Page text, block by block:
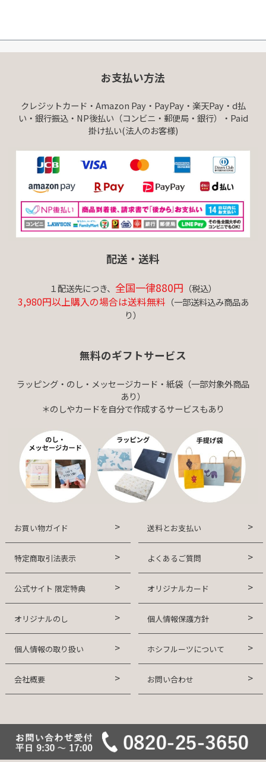
お支払い方法
クレジットカード・Amazon Pay・PayPay・楽天Pay・d払
い・銀行振込・NP後払い（コンビニ・郵便局・銀行）・Paid
掛け払い(法人のお客様)
配送・送料
１配送先につき、 全国一律880円 （税込）
3,980円以上購入の場合は送料無料 （一部送料込み商品あ
り）
無料のギフトサービス
ラッピング・のし・メッセージカード・紙袋（一部対象外商品
あり）
＊のしやカードを自分で作成するサービスもあり
お買い物ガイド 送料とお支払い
特定商取引法表示 よくあるご質問
公式サイト 限定特典 オリジナルカード
オリジナルのし 個人情報保護方針
個人情報の取り扱い ホシフルーツについて
会社概要 お問い合わせ